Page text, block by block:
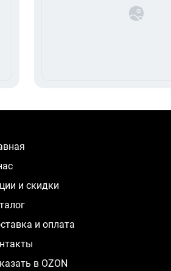
нас
и скидки
и оплата
в OZON